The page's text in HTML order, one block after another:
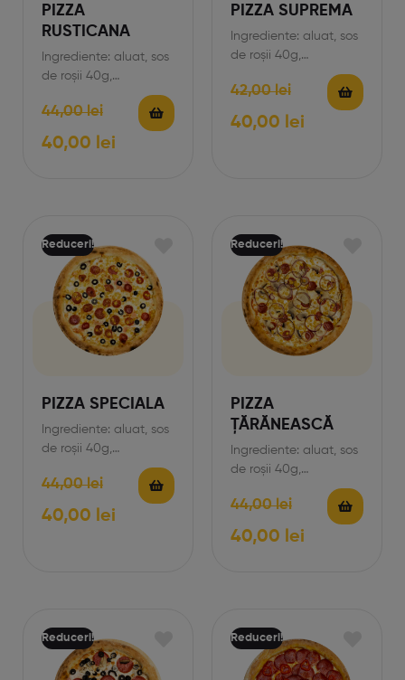
PIZZA
RUSTICANA
Ingrediente: aluat, sos
de roșii 40g,
șuncă 65g, cârnați 60
g, măsline 50g,…
44,00lei
40,00 lei
PIZZA SUPREMA
Ingrediente: aluat, sos
de roșii 40g,
șuncă 65g, cârnați 60
g, măsline 50g,…
42,00lei
40,00 lei
Reduceri!
PIZZA SPECIALA
Ingrediente: aluat, sos
de roșii 40g,
șuncă 65g, cârnați
60g, măsline 50g,
porumb…
44,00lei
40,00 lei
Reduceri!
PIZZA
ȚĂRĂNEASCĂ
Ingrediente: aluat, sos
de roșii 40g,
șuncă 65g, cârnați
60g, ciuperci 50 g,…
44,00lei
40,00 lei
Reduceri! Reduceri!